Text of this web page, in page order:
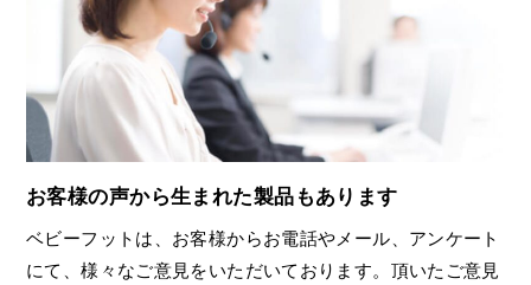
お客様の声から生まれた製品もあります
ベビーフットは、お客様からお電話やメール、アンケート
にて、様々なご意見をいただいております。頂いたご意見